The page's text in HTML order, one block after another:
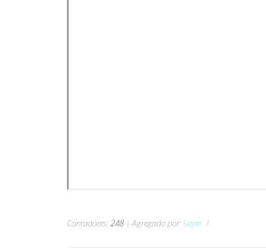
Contadores:248 | Agregado por:Sayer